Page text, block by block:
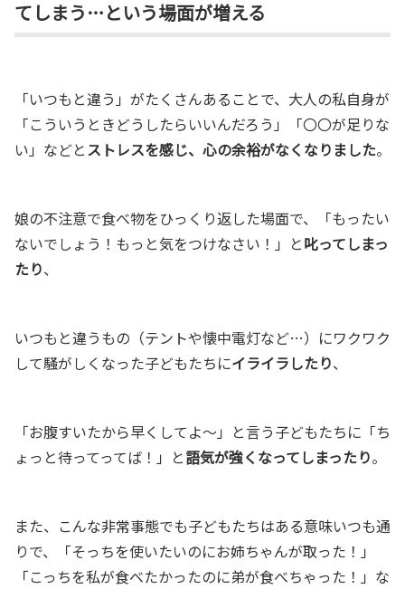
てしまう…という場面が増える
「いつもと違う」がたくさんあることで、大人の私自身が
「こういうときどうしたらいいんだろう」「〇〇が足りな
い」などとストレスを感じ、心の余裕がなくなりました。
娘の不注意で食べ物をひっくり返した場面で、「もったい
ないでしょう！もっと気をつけなさい！」と叱ってしまっ
たり、
いつもと違うもの（テントや懐中電灯など…）にワクワク
して騒がしくなった子どもたちにイライラしたり、
「お腹すいたから早くしてよ〜」と言う子どもたちに「ち
ょっと待ってってば！」と語気が強くなってしまったり。
また、こんな非常事態でも子どもたちはある意味いつも通
りで、「そっちを使いたいのにお姉ちゃんが取った！」
「こっちを私が食べたかったのに弟が食べちゃった！」な